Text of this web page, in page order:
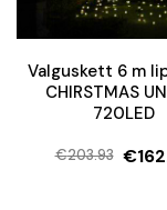
Valguskett 6 m
CHIRSTMAS
720LED
€203.93 €